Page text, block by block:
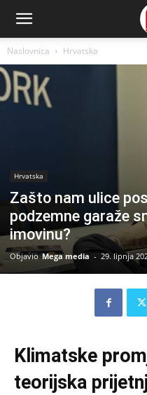
Naslovnica Hrvatska
Hrvatska
Zašto nam ulice
podzemne garaže
imovinu?
Objavio Mega media - 29. lipnja
Klimatske
teorijska